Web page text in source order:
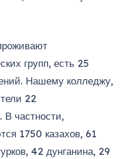
групп, есть 25
Нашему колледжу,
22
В частности,
1750 казахов, 61
42 дунганина, 29